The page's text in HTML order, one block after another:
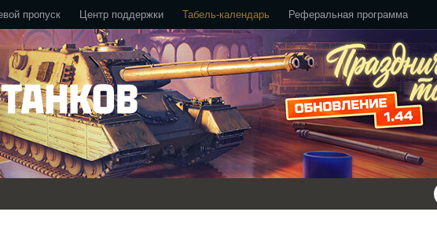
пропуск Центр поддержки Табель-календарь Реферальная программа